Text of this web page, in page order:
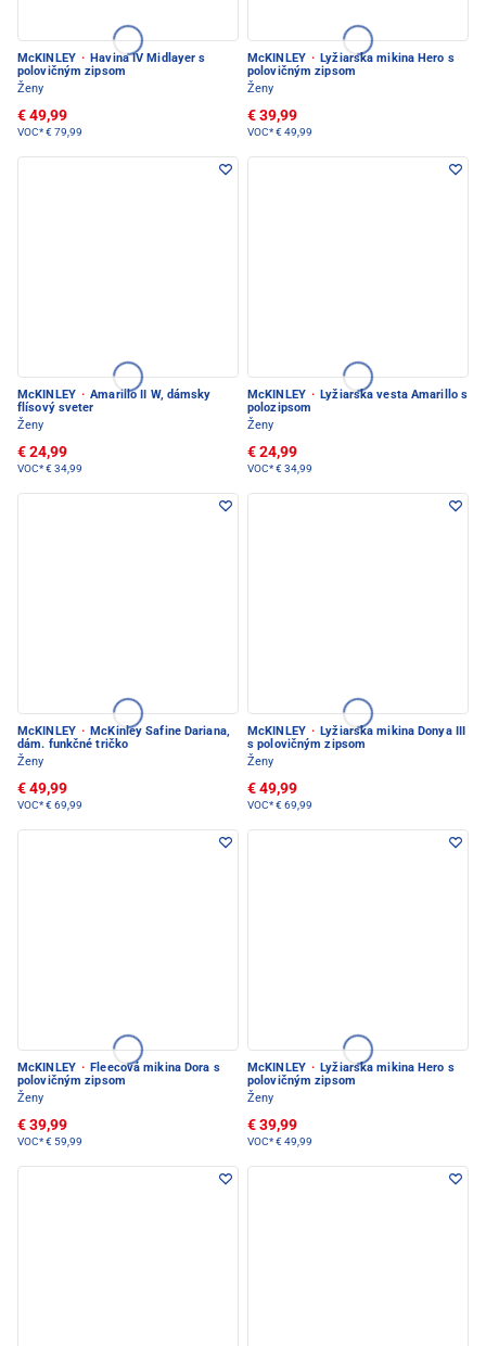
McKINLEY · Havina IV Midlayer s
polovičným zipsom
Ženy
€ 49,99
VOC*€ 79,99
McKINLEY · Lyžiarska mikina Hero s
polovičným zipsom
Ženy
€ 39,99
VOC*€ 49,99
McKINLEY · Amarillo II W, dámsky
flísový sveter
Ženy
€ 24,99
VOC*€ 34,99
McKINLEY · Lyžiarska vesta Amarillo s
polozipsom
Ženy
€ 24,99
VOC*€ 34,99
McKINLEY · McKinley Safine Dariana,
dám. funkčné tričko
Ženy
€ 49,99
VOC*€ 69,99
McKINLEY · Lyžiarska mikina Donya III
s polovičným zipsom
Ženy
€ 49,99
VOC*€ 69,99
McKINLEY · Fleecová mikina Dora s
polovičným zipsom
Ženy
€ 39,99
VOC*€ 59,99
McKINLEY · Lyžiarska mikina Hero s
polovičným zipsom
Ženy
€ 39,99
VOC*€ 49,99